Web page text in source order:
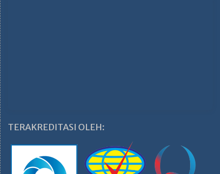
TERAKREDITASI OLEH: